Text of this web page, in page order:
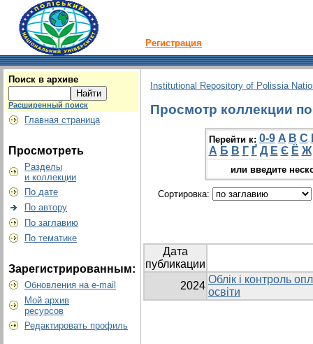
Регистрация
Поиск в архиве
Расширенный поиск
Главная страница
Просмотреть
Разделы
и коллекции
По дате
По автору
По заглавию
По тематике
Зарегистрированным:
Обновления на e-mail
Мой архив
ресурсов
Редактировать профиль
Institutional Repository of Polissia
Просмотр коллекции
Перейти к: 0-9 A B C
А Б В Г Ґ Д Е Є Ё Ж
или введите
Сортировка:
Дата
публикации
2024
Облік і контроль
освіти